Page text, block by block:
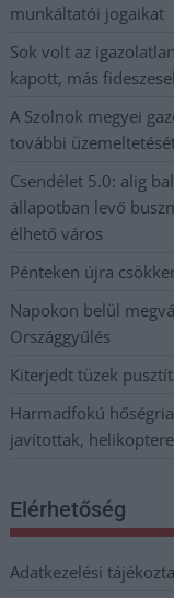
munkáltatói jogaikat
Sok volt az
kapott, más
A Szolnok megyei
további
Csendélet 5.0: alig
állapotban levő
élhető város
Pénteken újra
Napokon belül
Országgyűlés
Kiterjedt tüzek
Harmadfokú
javítottak,
Elérhetőség
Adatkezelési